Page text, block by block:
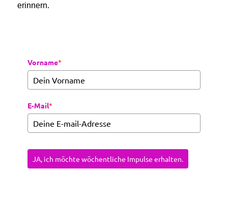
erinnern.
Vorname*
E-Mail*
JA, ich möchte wöchentliche Impulse erhalten.